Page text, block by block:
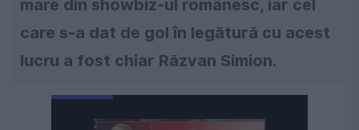
mare din showbiz-ul românesc, iar cel
care s-a dat de gol în legătură cu acest
lucru a fost chiar Răzvan Simion.